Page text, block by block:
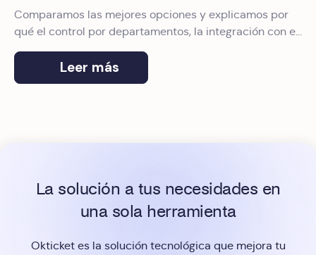
Comparamos las mejores opciones y explicamos por
qué el control por departamentos, la integración con el
ERP y el pago con Apple Pay marcan la diferencia.
Leer más
La solución a tus necesidades en
una sola herramienta
Okticket es la solución tecnológica que mejora tu